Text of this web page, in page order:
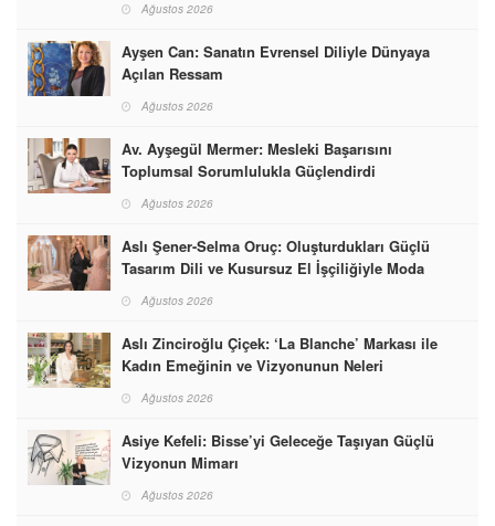
Ağustos 2026
Ayşen Can: Sanatın Evrensel Diliyle Dünyaya
Açılan Ressam
Ağustos 2026
Av. Ayşegül Mermer: Mesleki Başarısını
Toplumsal Sorumlulukla Güçlendirdi
Ağustos 2026
Aslı Şener-Selma Oruç: Oluşturdukları Güçlü
Tasarım Dili ve Kusursuz El İşçiliğiyle Moda
Ağustos 2026
Aslı Zinciroğlu Çiçek: ‘La Blanche’ Markası ile
Kadın Emeğinin ve Vizyonunun Neleri
Ağustos 2026
Asiye Kefeli: Bisse’yi Geleceğe Taşıyan Güçlü
Vizyonun Mimarı
Ağustos 2026